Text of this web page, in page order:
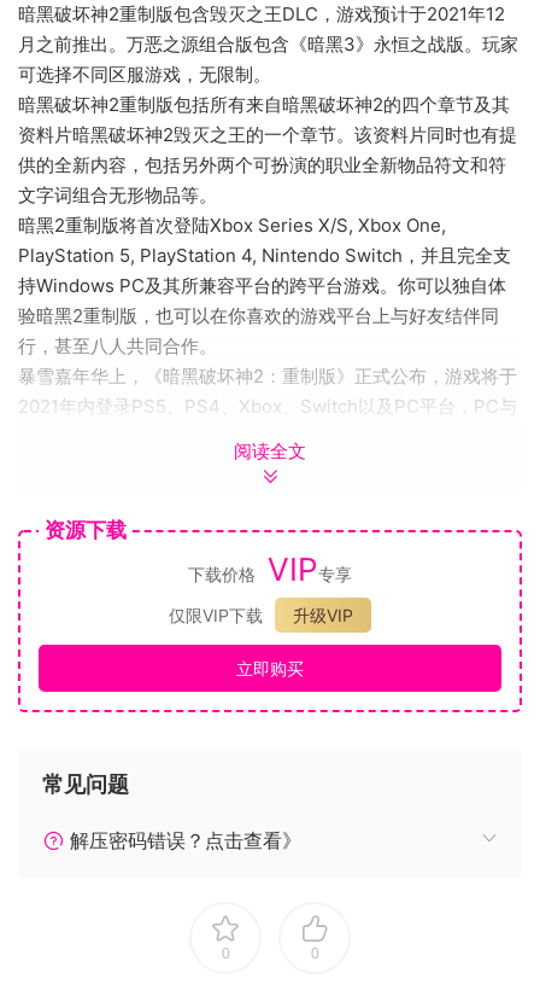
暗黑破坏神2重制版包含毁灭之王DLC，游戏预计于2021年12
月之前推出。万恶之源组合版包含《暗黑3》永恒之战版。玩家
可选择不同区服游戏，无限制。
暗黑破坏神2重制版包括所有来自暗黑破坏神2的四个章节及其
资料片暗黑破坏神2毁灭之王的一个章节。该资料片同时也有提
供的全新内容，包括另外两个可扮演的职业全新物品符文和符
文字词组合无形物品等。
暗黑2重制版将首次登陆Xbox Series X/S, Xbox One,
PlayStation 5, PlayStation 4, Nintendo Switch，并且完全支
持Windows PC及其所兼容平台的跨平台游戏。你可以独自体
验暗黑2重制版，也可以在你喜欢的游戏平台上与好友结伴同
行，甚至八人共同合作。
暴雪嘉年华上，《暗黑破坏神2：重制版》正式公布，游戏将于
2021年内登录PS5、PS4、Xbox、Switch以及PC平台，PC与
《暗黑破坏神2重制版》是经典动作角色扮演游戏《暗黑破坏神
料片《暗黑破坏神II：毁灭之王》的游戏內容。追杀神秘的黑暗
流浪者、迎战地狱的爪牙，並揭开三大罪恶之源迪亚波罗、墨
菲斯托和巴尔的命运。
重製版本的時代經典
《暗黑破壞神®II：獄火重生™》是經典動作角色扮演遊戲《暗黑
破壞神®II》的重製版本。追殺神秘的黑暗流浪者、迎戰地獄的
爪牙，並揭開三大罪惡之源迪亞布羅、墨菲斯托和巴爾的命
《暗黑破壞神 II：獄火重生》遊戲功能：
重製版畫質—怪物、英雄、物品和法術等各種內容全面更新。
透過五個章節所訴說的史詩級故事。
經典遊戲玩法—玩家所熟悉的那個超人氣《暗黑破壞神 II》經典
新增 Battle.net 支援功能。
預計支援跨平台進度功能—不論你透過哪個平台進行遊戲，都
阅读全文
资源下载
下载价格 VIP专享
仅限VIP下载
升级VIP
立即购买
常见问题
解压密码错误？点击查看》
0 0